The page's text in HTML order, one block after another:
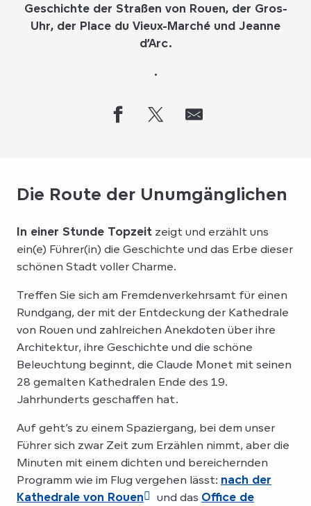
Geschichte der Straßen von Rouen, der Gros-
Uhr, der Place du Vieux-Marché und Jeanne
d’Arc.
.
Die Route der Unumgänglichen
In einer Stunde Topzeit zeigt und erzählt uns
ein(e) Führer(in) die Geschichte und das Erbe dieser
schönen Stadt voller Charme.
Treffen Sie sich am Fremdenverkehrsamt für einen
Rundgang, der mit der Entdeckung der Kathedrale
von Rouen und zahlreichen Anekdoten über ihre
Architektur, ihre Geschichte und die schöne
Beleuchtung beginnt, die Claude Monet mit seinen
28 gemalten Kathedralen Ende des 19.
Jahrhunderts geschaffen hat.
Auf geht’s zu einem Spaziergang, bei dem unser
Führer sich zwar Zeit zum Erzählen nimmt, aber die
Minuten mit einem dichten und bereichernden
Programm wie im Flug vergehen lässt: nach der
Kathedrale von Rouen
und das Office de